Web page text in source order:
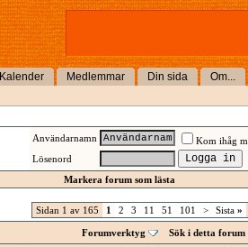
Kalender Medlemmar Din sida Om...
Användarnamn
Kom ihåg
Lösenord
Markera forum som lästa
Sidan 1 av 165 1 2 3 11 51 101 > Sista »
Forumverktyg
Sök i detta forum